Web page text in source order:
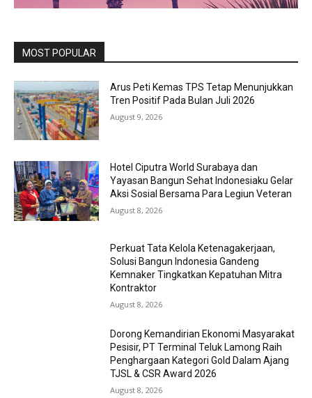
MOST POPULAR
Arus Peti Kemas TPS Tetap Menunjukkan
Tren Positif Pada Bulan Juli 2026
August 9, 2026
Hotel Ciputra World Surabaya dan
Yayasan Bangun Sehat Indonesiaku Gelar
Aksi Sosial Bersama Para Legiun Veteran
August 8, 2026
Perkuat Tata Kelola Ketenagakerjaan,
Solusi Bangun Indonesia Gandeng
Kemnaker Tingkatkan Kepatuhan Mitra
Kontraktor
August 8, 2026
Dorong Kemandirian Ekonomi Masyarakat
Pesisir, PT Terminal Teluk Lamong Raih
Penghargaan Kategori Gold Dalam Ajang
TJSL & CSR Award 2026
August 8, 2026